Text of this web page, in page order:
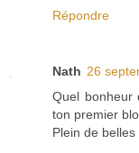
Répondre
Nath 26
Quel bonheur
ton premier
Plein de